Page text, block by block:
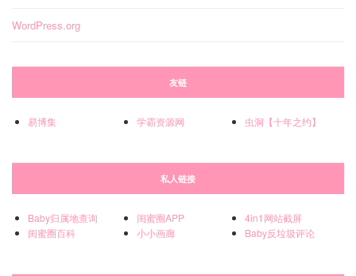
WordPress.org
友链
易博集 学霸资源网 虫洞【十年之约】
私人链接
Baby归属地查询
闺蜜圈百科
闺蜜圈APP
小小画廊
4in1网站截屏
Baby反垃圾评论